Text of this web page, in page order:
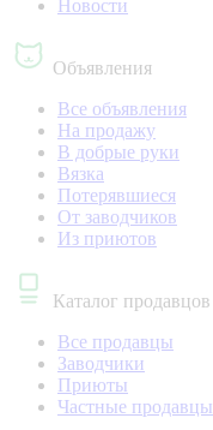
Новости
Объявления
Все объявления
На продажу
В добрые руки
Вязка
Потерявшиеся
От заводчиков
Из приютов
Каталог продавцов
Все продавцы
Заводчики
Приюты
Частные продавцы